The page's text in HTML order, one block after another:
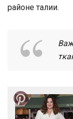
районе талии.